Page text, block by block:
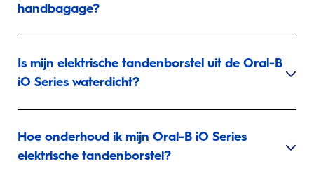
handbagage?
Is mijn elektrische tandenborstel uit de Oral-B
iO Series waterdicht?
Hoe onderhoud ik mijn Oral-B iO Series
elektrische tandenborstel?